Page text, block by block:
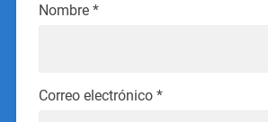
Nombre *
Correo electrónico *